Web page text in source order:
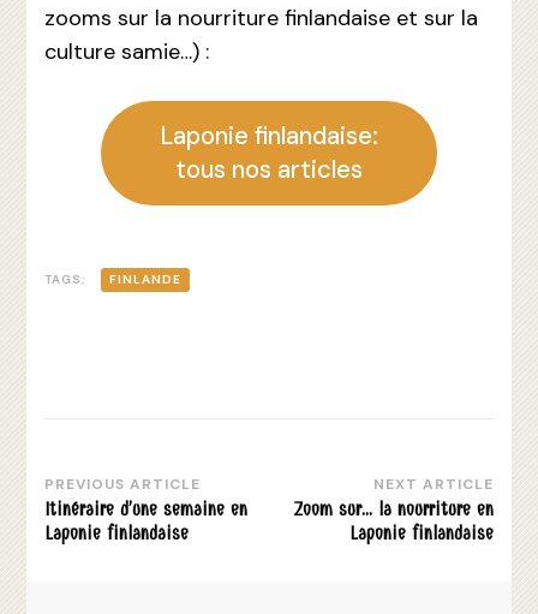
zooms sur la nourriture finlandaise et sur la
culture samie…) :
Laponie finlandaise:
tous nos articles
TAGS: FINLANDE
Post
Navigation
PREVIOUS ARTICLE
Itinéraire d’une semaine en
Laponie finlandaise
NEXT ARTICLE
Zoom sur… la nourriture en
Laponie finlandaise